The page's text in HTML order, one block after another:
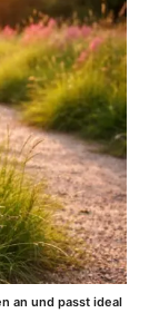
an und passt ideal